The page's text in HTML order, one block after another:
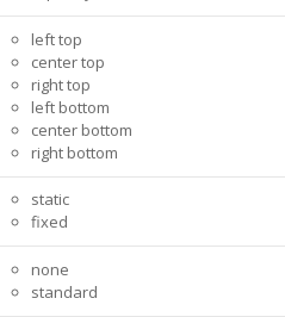
left top
center top
right top
left bottom
center bottom
right bottom
static
fixed
none
standard